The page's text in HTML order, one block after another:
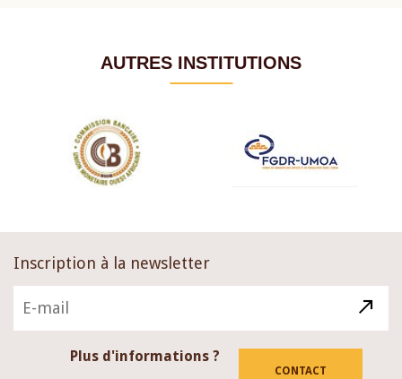
AUTRES INSTITUTIONS
Inscription à la newsletter
Plus d'informations ?
CONTACT